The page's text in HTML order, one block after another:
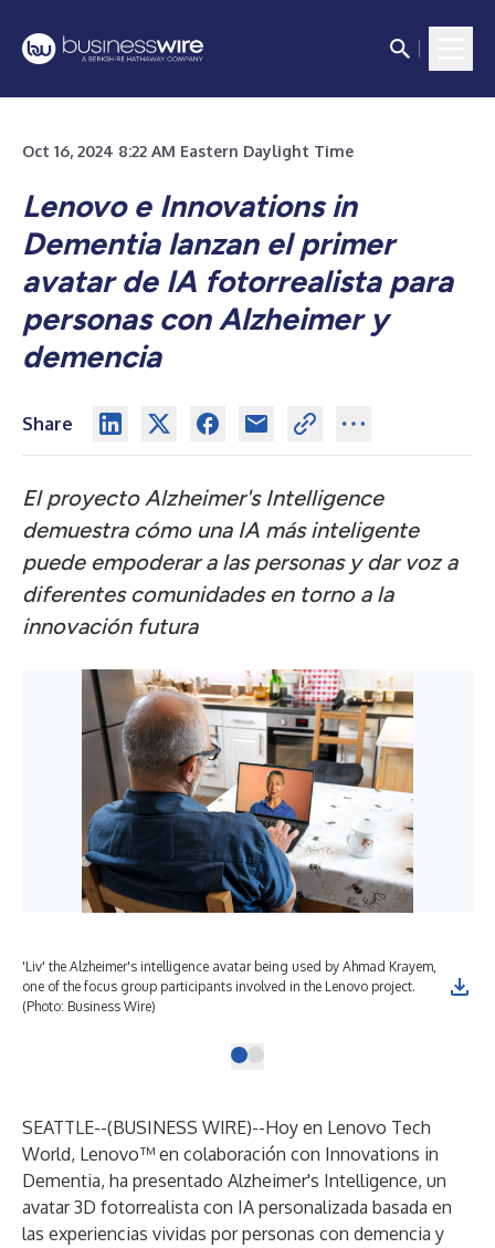
Oct 16, 2024 8:22 AM Eastern Daylight Time
Lenovo e Innovations in
Dementia lanzan el primer
avatar de IA fotorrealista para
personas con Alzheimer y
demencia
Share
El proyecto Alzheimer's Intelligence
demuestra cómo una IA más inteligente
puede empoderar a las personas y dar voz a
diferentes comunidades en torno a la
innovación futura
'Liv' the Alzheimer's intelligence avatar being used by Ahmad Krayem,
one of the focus group participants involved in the Lenovo project.
(Photo: Business Wire)
SEATTLE--(BUSINESS WIRE)--Hoy en Lenovo Tech
World, Lenovo™ en colaboración con Innovations in
Dementia, ha presentado Alzheimer's Intelligence, un
avatar 3D fotorrealista con IA personalizada basada en
las experiencias vividas por personas con demencia y